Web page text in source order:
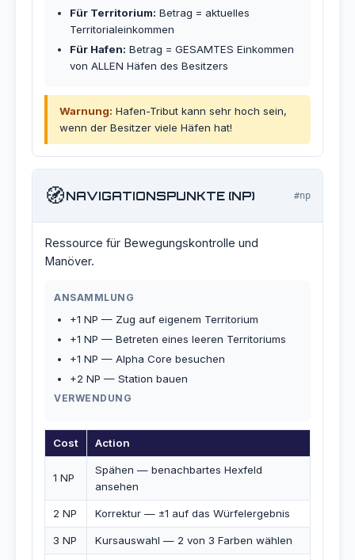
Für Territorium: Betrag = aktuelles
Territorialeinkommen
Für Hafen: Betrag = GESAMTES Einkommen
von ALLEN Häfen des Besitzers
Warnung: Hafen-Tribut kann sehr hoch sein,
wenn der Besitzer viele Häfen hat!
🧭NAVIGATIONSPUNKTE (NP) #np
Ressource für Bewegungskontrolle und
Manöver.
ANSAMMLUNG
+1 NP — Zug auf eigenem Territorium
+1 NP — Betreten eines leeren Territoriums
+1 NP — Alpha Core besuchen
+2 NP — Station bauen
VERWENDUNG
Cost Action
1 NP
Spähen — benachbartes Hexfeld
ansehen
2 NP Korrektur — ±1 auf das Würfelergebnis
3 NP Kursauswahl — 2 von 3 Farben wählen